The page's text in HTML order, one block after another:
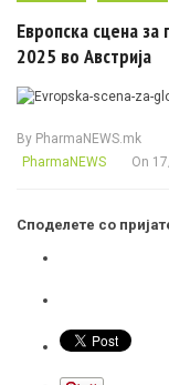
Европска сцена
2025 во Австрија
By PharmaNEWS.mk
PharmaNEWS
On
Споделете со